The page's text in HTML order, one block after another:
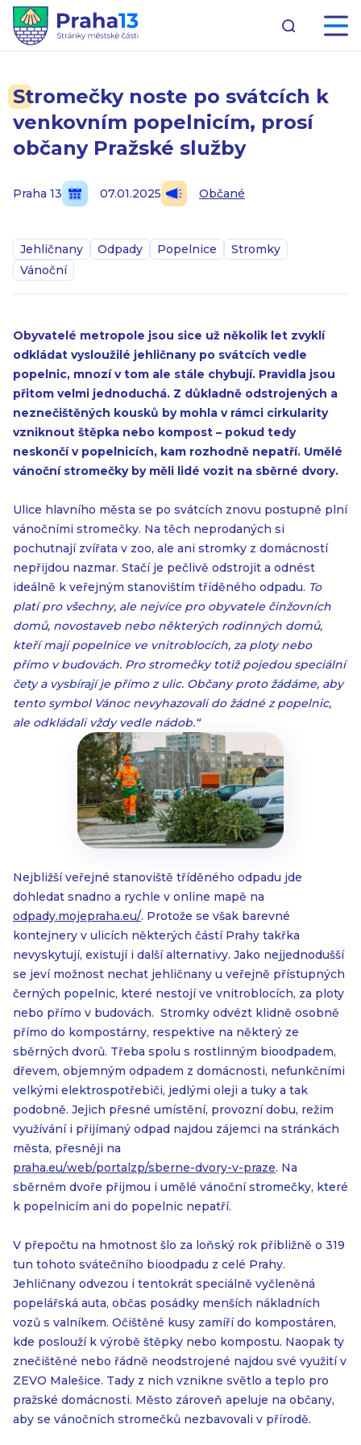
Stromečky noste po svátcích k
venkovním popelnicím, prosí
občany Pražské služby
Praha 13 07.01.2025 Občané
Jehličnany Odpady Popelnice
Stromky
Vánoční
Obyvatelé metropole jsou sice už několik let zvyklí
odkládat vysloužilé jehličnany po svátcích vedle
popelnic, mnozí v tom ale stále chybují. Pravidla jsou
přitom velmi jednoduchá. Z důkladně odstrojených a
neznečištěných kousků by mohla v rámci cirkularity
vzniknout štěpka nebo kompost – pokud tedy
neskončí v popelnicích, kam rozhodně nepatří. Umělé
vánoční stromečky by měli lidé vozit na sběrné dvory.
Ulice hlavního města se po svátcích znovu postupně plní
vánočními stromečky. Na těch neprodaných si
pochutnají zvířata v zoo, ale ani stromky z domácností
nepřijdou nazmar. Stačí je pečlivě odstrojit a odnést
ideálně k veřejným stanovištím tříděného odpadu. To
platí pro všechny, ale nejvíce pro obyvatele činžovních
domů, novostaveb nebo některých rodinných domů,
kteří mají popelnice ve vnitroblocích, za ploty nebo
přímo v budovách. Pro stromečky totiž pojedou speciální
čety a vysbírají je přímo z ulic. Občany proto žádáme, aby
tento symbol Vánoc nevyhazovali do žádné z popelnic,
ale odkládali vždy vedle nádob.“
Nejbližší veřejné stanoviště tříděného odpadu jde
dohledat snadno a rychle v online mapě na
odpady.mojepraha.eu/. Protože se však barevné
kontejnery v ulicích některých částí Prahy takřka
nevyskytují, existují i další alternativy. Jako nejjednodušší
se jeví možnost nechat jehličnany u veřejně přístupných
černých popelnic, které nestojí ve vnitroblocích, za ploty
nebo přímo v budovách. Stromky odvézt klidně osobně
přímo do kompostárny, respektive na některý ze
sběrných dvorů. Třeba spolu s rostlinným bioodpadem,
dřevem, objemným odpadem z domácnosti, nefunkčními
velkými elektrospotřebiči, jedlými oleji a tuky a tak
podobně. Jejich přesné umístění, provozní dobu, režim
využívání i přijímaný odpad najdou zájemci na stránkách
města, přesněji na
praha.eu/web/portalzp/sberne-dvory-v-praze. Na
sběrném dvoře přijmou i umělé vánoční stromečky, které
k popelnicím ani do popelnic nepatří.
V přepočtu na hmotnost šlo za loňský rok přibližně o 319
tun tohoto svátečního bioodpadu z celé Prahy.
Jehličnany odvezou i tentokrát speciálně vyčleněná
popelářská auta, občas posádky menších nákladních
vozů s valníkem. Očištěné kusy zamíří do kompostáren,
kde poslouží k výrobě štěpky nebo kompostu. Naopak ty
znečištěné nebo řádně neodstrojené najdou své využití v
ZEVO Malešice. Tady z nich vznikne světlo a teplo pro
pražské domácnosti. Město zároveň apeluje na občany,
aby se vánočních stromečků nezbavovali v přírodě.